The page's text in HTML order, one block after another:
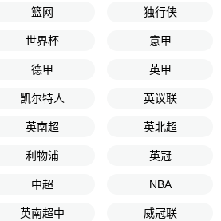
篮网 独行侠
世界杯 意甲
德甲 英甲
凯尔特人 英议联
英南超 英北超
利物浦 英冠
中超 NBA
英南超中 威冠联